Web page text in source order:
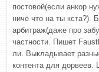
постовой(если анкор
ничё что на ты кста?).
арбитраж(даже про
частности. Пишет
ли. Выкладывает
контента для